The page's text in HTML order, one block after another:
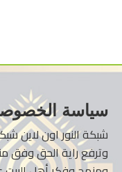
سياسة
شبكة النور اون لاين
وترفع راية الحق وفق